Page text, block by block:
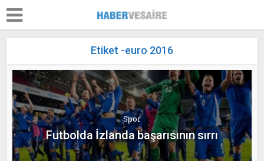
Etiket -euro 2016
Spor
Futbolda İzlanda başarısının sırrı